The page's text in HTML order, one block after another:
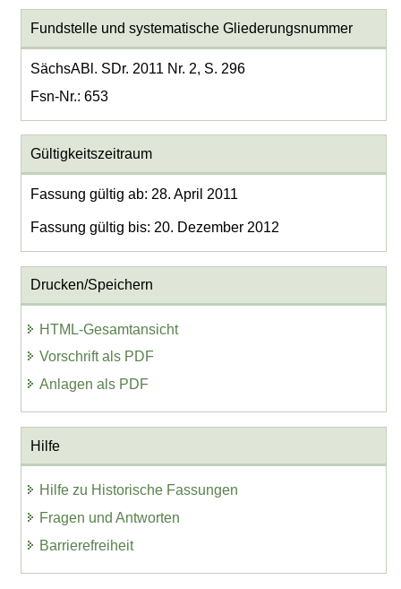
Fundstelle und systematische Gliederungsnummer
SächsABl. SDr. 2011 Nr. 2, S. 296
Fsn-Nr.: 653
Gültigkeitszeitraum
Fassung gültig ab: 28. April 2011
Fassung gültig bis: 20. Dezember 2012
Drucken/Speichern
HTML-Gesamtansicht
Vorschrift als PDF
Anlagen als PDF
Hilfe
Hilfe zu Historische Fassungen
Fragen und Antworten
Barrierefreiheit